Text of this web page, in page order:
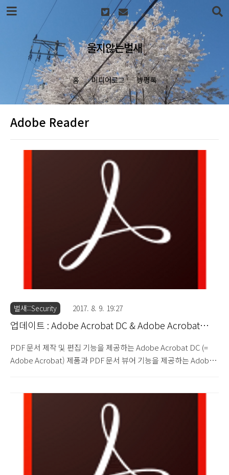
본문 바로가기
울지않는벌새
홈 미디어로그 방명록
Adobe Reader
벌새::Security 2017. 8. 9. 19:27
업데이트 : Adobe Acrobat DC & Adobe Acrobat
PDF 문서 제작 및 편집 기능을 제공하는 Adobe Acrobat DC (=
Adobe Acrobat) 제품과 PDF 문서 뷰어 기능을 제공하는 Adobe
이트 되었습니다. Security Update Available for Adobe
Acrobat and Reader : APSB17-24 (2017.8.8) 이번 업데이트에서
는 메모리 손상 취약점, Use After Free 취약점, Heap Overflow
취약점, 보안 우회 취약점, 유형 혼..